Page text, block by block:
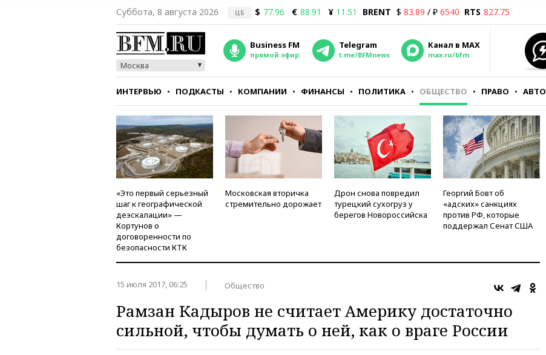
Суббота, 8 августа 2026 ЦБ $ 77.96 € 88.91 ¥ 11.51 BRENT $ 83.89 / ₽ 6540 RTS 827.75
Москва
Business FM
прямой эфир
Telegram
t.me/BFMnews
Канал в MAX
max.ru/bfm
ИНТЕРВЬЮ ПОДКАСТЫ КОМПАНИИ ФИНАНСЫ ПОЛИТИКА ОБЩЕСТВО ПРАВО АВТО
СТИЛЬ ТЕСТЫ
«Это первый серьезный
шаг к географической
деэскалации» —
Кортунов о
договоренности по
безопасности КТК
Московская вторичка
стремительно дорожает
Дрон снова повредил
турецкий сухогруз у
берегов Новороссийска
Георгий Бовт об
«адских» санкциях
против РФ, которые
поддержал Сенат США
15 июля 2017, 06:25 Общество
Рамзан Кадыров не считает Америку достаточно
сильной, чтобы думать о ней, как о враге России